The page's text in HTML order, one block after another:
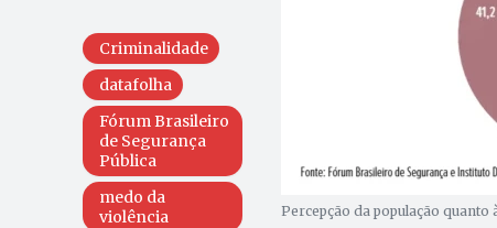
Criminalidade
datafolha
Fórum Brasileiro
de Segurança
Pública
medo da
violência
Percepção da população